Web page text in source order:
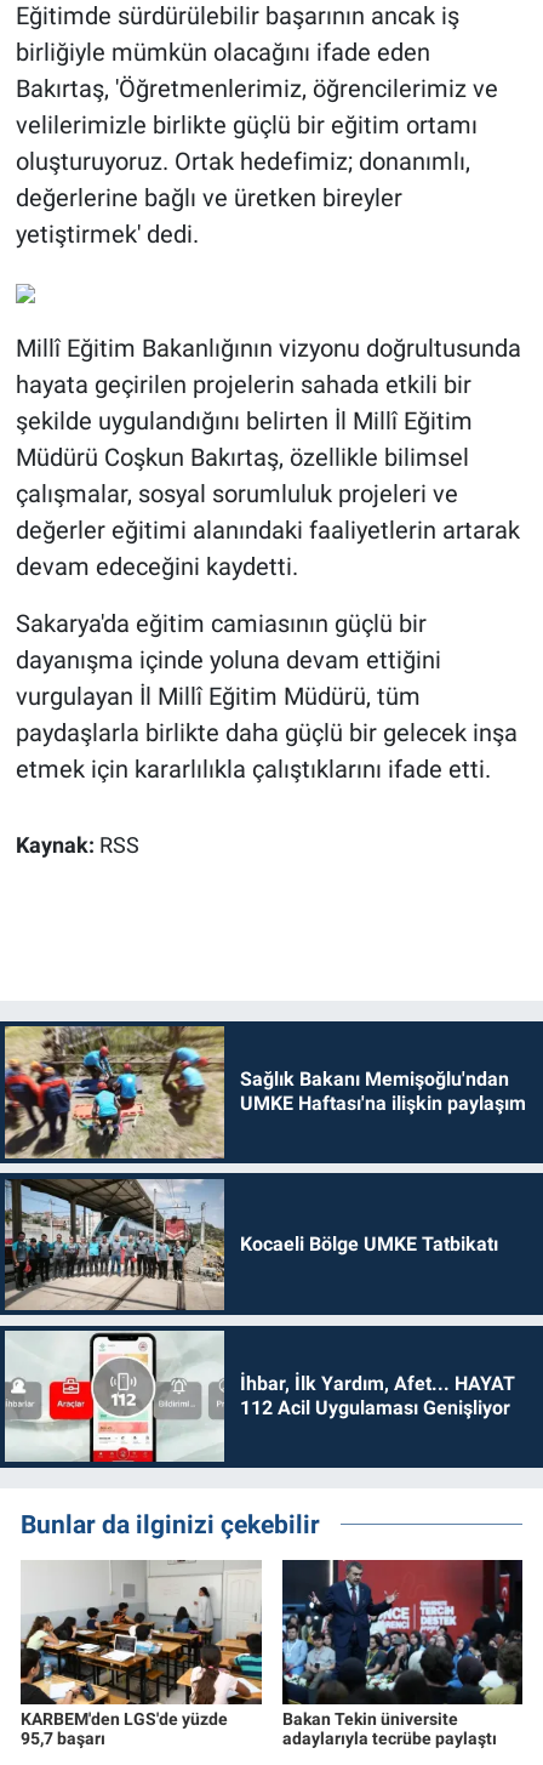
Eğitimde sürdürülebilir başarının ancak iş
birliğiyle mümkün olacağını ifade eden
Bakırtaş, 'Öğretmenlerimiz, öğrencilerimiz ve
velilerimizle birlikte güçlü bir eğitim ortamı
oluşturuyoruz. Ortak hedefimiz; donanımlı,
değerlerine bağlı ve üretken bireyler
yetiştirmek' dedi.
Millî Eğitim Bakanlığının vizyonu doğrultusunda
hayata geçirilen projelerin sahada etkili bir
şekilde uygulandığını belirten İl Millî Eğitim
Müdürü Coşkun Bakırtaş, özellikle bilimsel
çalışmalar, sosyal sorumluluk projeleri ve
değerler eğitimi alanındaki faaliyetlerin artarak
devam edeceğini kaydetti.
Sakarya'da eğitim camiasının güçlü bir
dayanışma içinde yoluna devam ettiğini
vurgulayan İl Millî Eğitim Müdürü, tüm
paydaşlarla birlikte daha güçlü bir gelecek inşa
etmek için kararlılıkla çalıştıklarını ifade etti.
Kaynak: RSS
Sağlık Bakanı Memişoğlu'ndan
UMKE Haftası'na ilişkin paylaşım
Kocaeli Bölge UMKE Tatbikatı
İhbar, İlk Yardım, Afet... HAYAT
112 Acil Uygulaması Genişliyor
Bunlar da ilginizi çekebilir
KARBEM'den LGS'de yüzde
95,7 başarı
Bakan Tekin üniversite
adaylarıyla tecrübe paylaştı